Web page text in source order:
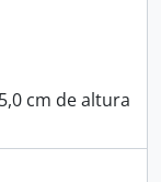
cm de altura